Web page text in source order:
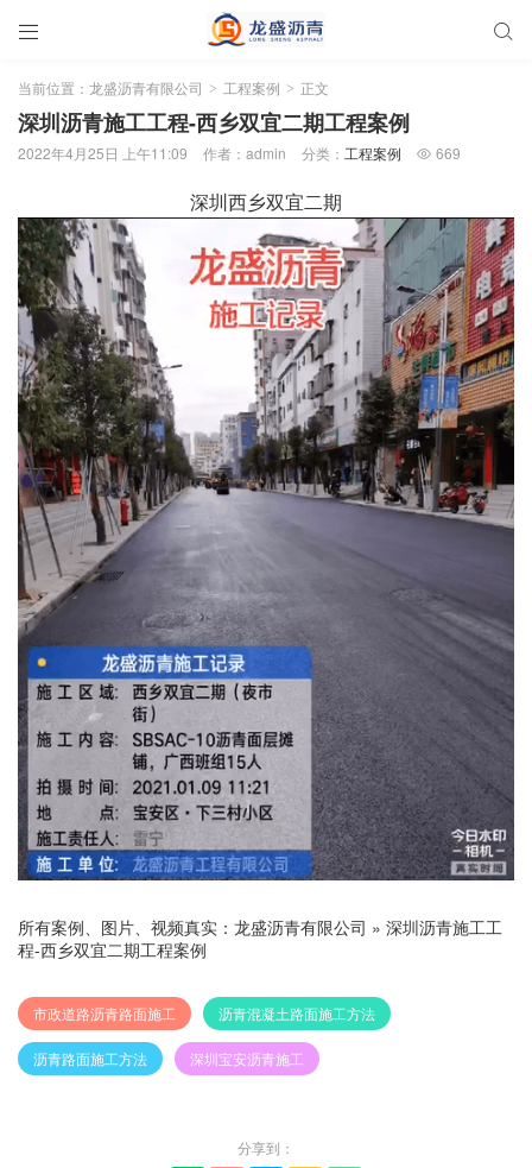
 
当前位置： 龙盛沥青有限公司 > 工程案例 > 正文
深圳沥青施工工程-西乡双宜二期工程案例
2022年4月25日 上午11:09 作者：admin 分类： 工程案例  669
深圳西乡双宜二期
所有案例、图片、视频真实： 龙盛沥青有限公司 » 深圳沥青施工工
程-西乡双宜二期工程案例
市政道路沥青路面施工 沥青混凝土路面施工方法
沥青路面施工方法 深圳宝安沥青施工
分享到：